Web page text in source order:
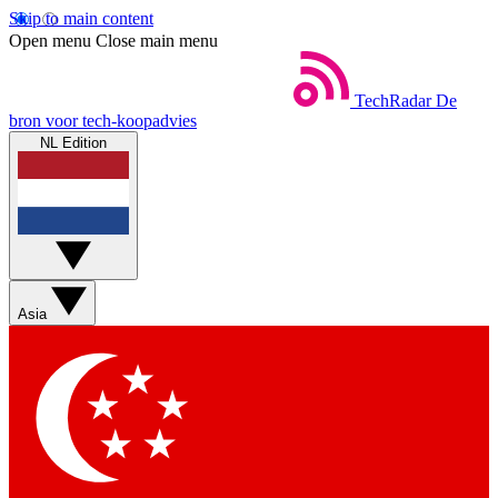
Skip to main content
Open menu Close main menu
TechRadar De
bron voor tech-koopadvies
NL Edition
Asia